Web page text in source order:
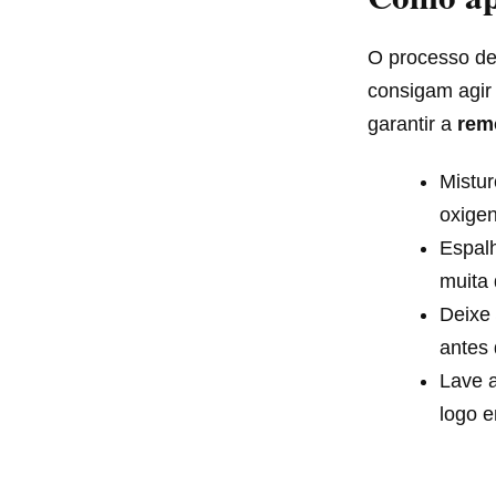
O processo
consigam
garantir a
muita
antes
Lave
logo